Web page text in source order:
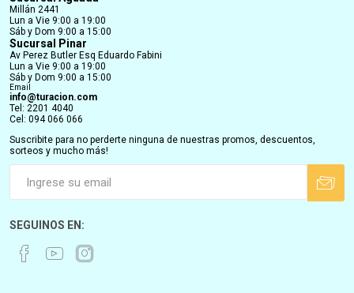
Millán 2441
Lun a Vie 9:00 a 19:00
Sáb y Dom 9:00 a 15:00
Sucursal Pinar
Av Perez Butler Esq Eduardo Fabini
Lun a Vie 9:00 a 19:00
Sáb y Dom 9:00 a 15:00
Email
info@turacion.com
Tel: 2201 4040
Cel: 094 066 066
Suscribite para no perderte ninguna de nuestras promos, descuentos,
sorteos y mucho más!
SEGUINOS EN: